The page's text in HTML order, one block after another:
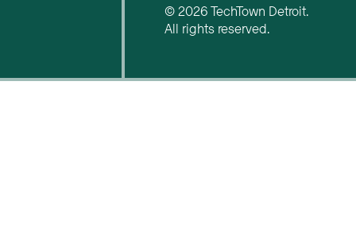
© 2026 TechTown Detroit.
All rights reserved.